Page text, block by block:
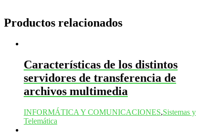
Productos relacionados
Características de los distintos
servidores de transferencia de
archivos multimedia
INFORMÁTICA Y COMUNICACIONES,Sistemas y
Telemática